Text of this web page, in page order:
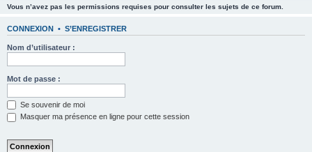
Vous n’avez pas les permissions requises pour consulter les sujets de ce forum.
CONNEXION • S’ENREGISTRER
Nom d’utilisateur :
Mot de passe :
Se souvenir de moi
Masquer ma présence en ligne pour cette session